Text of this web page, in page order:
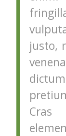
justo,
Cras